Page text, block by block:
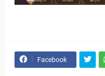
Facebook